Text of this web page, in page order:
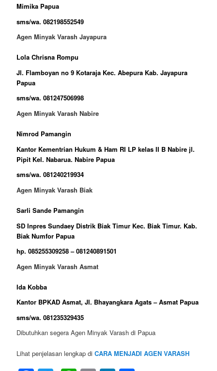
Mimika Papua
sms/wa. 082198552549
Agen Minyak Varash Jayapura
Lola Chrisna Rompu
Jl. Flamboyan no 9 Kotaraja Kec. Abepura Kab. Jayapura
Papua
sms/wa. 081247506998
Agen Minyak Varash Nabire
Nimrod Pamangin
Kantor Kementrian Hukum & Ham RI LP kelas II B Nabire jl.
Pipit Kel. Nabarua. Nabire Papua
sms/wa. 081240219934
Agen Minyak Varash Biak
Sarli Sande Pamangin
SD Inpres Sundaey Distrik Biak Timur Kec. Biak Timur. Kab.
Biak Numfor Papua
hp. 085255309258 – 081240891501
Agen Minyak Varash Asmat
Ida Kobba
Kantor BPKAD Asmat, Jl. Bhayangkara Agats – Asmat Papua
sms/wa. 081235329435
Dibutuhkan segera Agen Minyak Varash di Papua
Lihat penjelasan lengkap diCARA MENJADI AGEN VARASH